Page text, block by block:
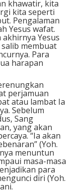
khawatir, kita
kita seperti
Pengalaman
Yesus wafat.
Yesus
membuat
Para
harapan
perjamuan
atau lambat Ia
Sebelum
Sang
yang akan
“Ia akan
(Yoh.
menuntun
masa-masa
para
diri (Yoh.